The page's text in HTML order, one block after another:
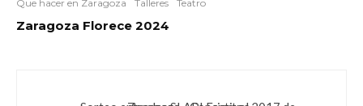
Que hacer en Zaragoza
Talleres Teatro
Zaragoza Florece 2024